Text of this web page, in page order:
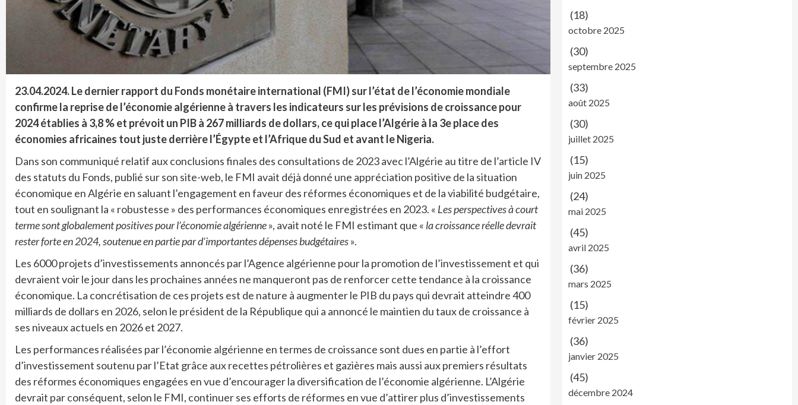
23.04.2024. Le dernier rapport du Fonds monétaire international (FMI) sur l’état de l’économie mondiale
confirme la reprise de l’économie algérienne à travers les indicateurs sur les prévisions de croissance pour
2024 établies à 3,8 % et prévoit un PIB à 267 milliards de dollars, ce qui place l’Algérie à la 3e place des
économies africaines tout juste derrière l’Égypte et l’Afrique du Sud et avant le Nigeria.
Dans son communiqué relatif aux conclusions finales des consultations de 2023 avec l’Algérie au titre de l’article IV
des statuts du Fonds, publié sur son site-web, le FMI avait déjà donné une appréciation positive de la situation
économique en Algérie en saluant l’engagement en faveur des réformes économiques et de la viabilité budgétaire,
tout en soulignant la « robustesse » des performances économiques enregistrées en 2023. « Les perspectives à court
terme sont globalement positives pour l’économie algérienne», avait noté le FMI estimant que « la croissance réelle devrait
rester forte en 2024, soutenue en partie par d’importantes dépenses budgétaires».
Les 6000 projets d’investissements annoncés par l’Agence algérienne pour la promotion de l’investissement et qui
devraient voir le jour dans les prochaines années ne manqueront pas de renforcer cette tendance à la croissance
économique. La concrétisation de ces projets est de nature à augmenter le PIB du pays qui devrait atteindre 400
milliards de dollars en 2026, selon le président de la République qui a annoncé le maintien du taux de croissance à
ses niveaux actuels en 2026 et 2027.
Les performances réalisées par l’économie algérienne en termes de croissance sont dues en partie à l’effort
d’investissement soutenu par l’Etat grâce aux recettes pétrolières et gazières mais aussi aux premiers résultats
des réformes économiques engagées en vue d’encourager la diversification de l’économie algérienne. L’Algérie
devrait par conséquent, selon le FMI, continuer ses efforts de réformes en vue d’attirer plus d’investissements
(18)
octobre 2025
(30)
septembre 2025
(33)
août 2025
(30)
juillet 2025
(15)
juin 2025
(24)
mai 2025
(45)
avril 2025
(36)
mars 2025
(15)
février 2025
(36)
janvier 2025
(45)
décembre 2024